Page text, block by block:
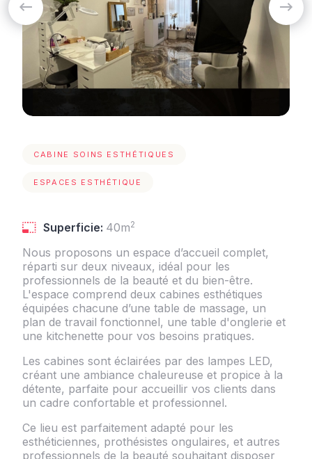
CABINE SOINS ESTHÉTIQUES
ESPACES ESTHÉTIQUE
Superficie: 40m2
Nous proposons un espace d’accueil complet,
réparti sur deux niveaux, idéal pour les
professionnels de la beauté et du bien-être.
L'espace comprend deux cabines esthétiques
équipées chacune d’une table de massage, un
plan de travail fonctionnel, une table d'onglerie et
une kitchenette pour vos besoins pratiques.
Les cabines sont éclairées par des lampes LED,
créant une ambiance chaleureuse et propice à la
détente, parfaite pour accueillir vos clients dans
un cadre confortable et professionnel.
Ce lieu est parfaitement adapté pour les
esthéticiennes, prothésistes ongulaires, et autres
professionnels de la beauté souhaitant disposer